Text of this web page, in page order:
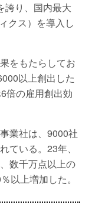
誇り、国内最大
クス）を導入し
をもたらしてお
以上創出した
倍の雇用創出効
業社は、9000社
ている。23年、
数千万点以上の
以上増加した。